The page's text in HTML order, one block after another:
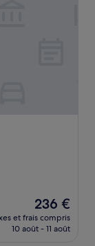
Le
nouveau
prix
236 €
et frais compris
10 août - 11 août